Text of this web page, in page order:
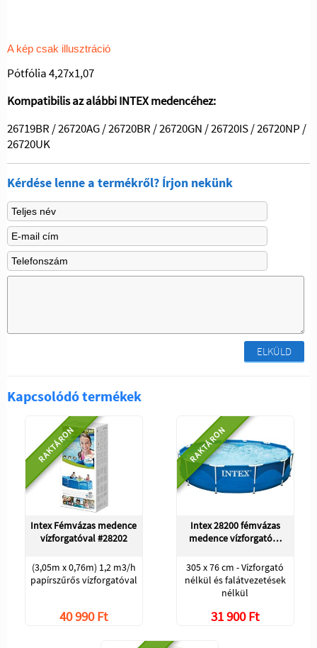
A kép csak illusztráció
Pótfólia 4,27x1,07
Kompatibilis az alábbi INTEX medencéhez:
26719BR / 26720AG / 26720BR / 26720GN / 26720IS / 26720NP /
26720UK
Kérdése lenne a termékről? Írjon nekünk
ELKÜLD
Kapcsolódó termékek
RAKTÁRON
Intex Fémvázas medence
vízforgatóval #28202
(3,05m x 0,76m) 1,2 m3/h
papírszűrős vízforgatóval
40 990 Ft
RAKTÁRON
Intex 28200 fémvázas
medence vízforgató…
305 x 76 cm - Vízforgató
nélkül és falátvezetések
nélkül
31 900 Ft